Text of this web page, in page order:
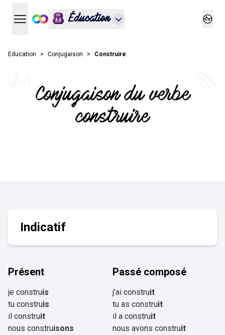
Ouvrir le menu principal
Éducation
Education Conjugaison Construire
Conjugaison du verbe
construire
Indicatif
Présent
je construis
tu construis
il construit
nous construisons
Passé composé
j'ai construit
tu as construit
il a construit
nous avons construit